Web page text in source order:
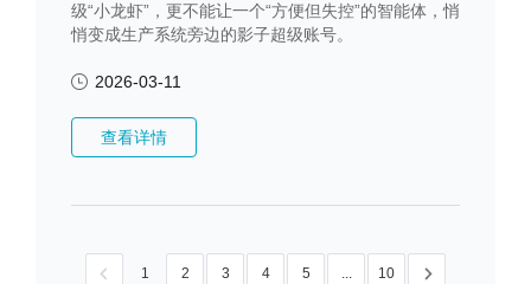
级“小龙虾”，更不能让一个“方便但失控”的智能体，悄
悄变成生产系统旁边的影子超级账号。
2026-03-11
查看详情
1 2 3 4 5 ... 10